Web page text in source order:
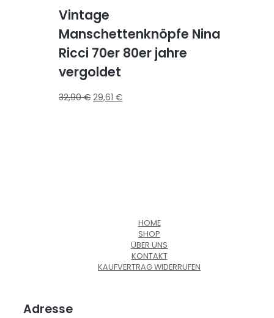
Vintage
Manschettenknöpfe Nina
Ricci 70er 80er jahre
vergoldet
32,90€ 29,61€
HOME
SHOP
ÜBER UNS
KONTAKT
KAUFVERTRAG WIDERRUFEN
Adresse